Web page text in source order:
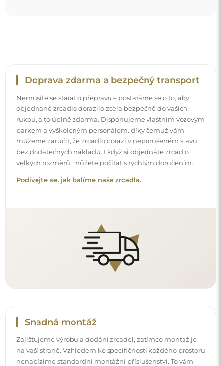
Doprava zdarma a bezpečný transport
Nemusíte se starat o přepravu – postaráme se o to, aby
objednané zrcadlo dorazilo zcela bezpečně do vašich
rukou, a to úplně zdarma. Disponujeme vlastním vozovým
parkem a vyškoleným personálem, díky čemuž vám
můžeme zaručit, že zrcadlo dorazí v neporušeném stavu,
bez dodatečných nákladů. I když si objednáte zrcadlo
velkých rozměrů, můžete počítat s rychlým doručením.
Podívejte se, jak balíme naše zrcadla.
Snadná montáž
Zajišťujeme výrobu a dodání zrcadel, zatímco montáž je
na vaší straně. Vzhledem ke specifičnosti každého prostoru
nenabízíme standardní montážní příslušenství. To vám